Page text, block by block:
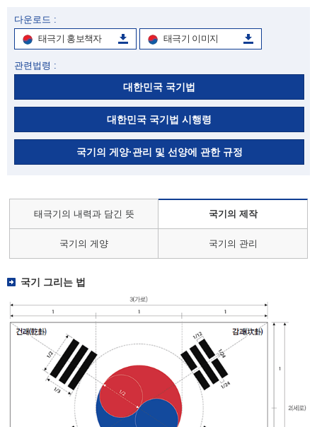
다운로드 :
태극기 홍보책자
태극기 이미지
관련법령 :
대한민국 국기법
대한민국 국기법 시행령
국기의 게양·관리 및 선양에 관한 규정
태극기의 내력과 담긴 뜻 국기의 제작
국기의 게양 국기의 관리
국기 그리는 법